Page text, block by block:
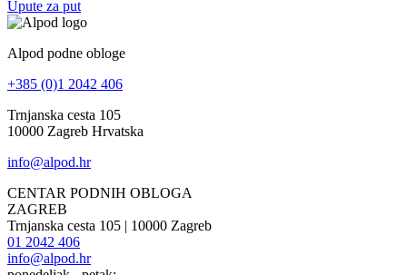
Upute za put
Alpod podne obloge
+385 (0)1 2042 406
Trnjanska cesta 105
10000 Zagreb Hrvatska
info@alpod.hr
CENTAR PODNIH OBLOGA
ZAGREB
Trnjanska cesta 105 | 10000 Zagreb
01 2042 406
info@alpod.hr